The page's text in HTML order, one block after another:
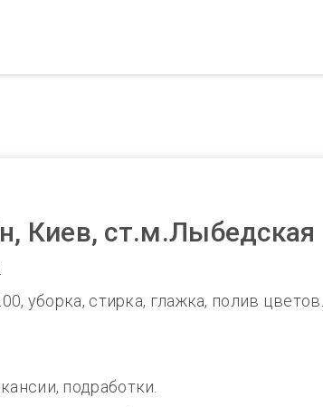
Киев, ст.м.Лыбедская
уборка, стирка, глажка, полив
подработки.